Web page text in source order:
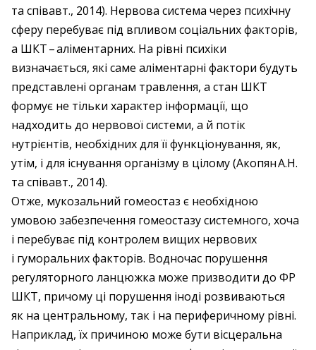
та співавт., 2014). Нервова система через психічну
сферу перебуває під впливом соціальних факторів,
а ШКТ – ​аліментарних. На рівні психіки
визначається, які саме аліментарні фактори будуть
представлені органам травлення, а стан ШКТ
формує не тільки характер інформації, що
надходить до нервової системи, а й потік
нутрієнтів, необхідних для її функціонування, як,
утім, і для існування організму в цілому (Акопян А.Н.
та співавт., 2014).
Отже, мукозальний гомеостаз є необхідною
умовою забезпечення гомеостазу системного, хоча
і перебуває під контролем вищих нервових
і гуморальних факторів. Водночас порушення
регуляторного ланцюжка може призводити до ФР
ШКТ, причому ці порушення іноді розвиваються
як на центральному, так і на периферичному рівні.
Наприклад, їх причиною може бути вісцеральна